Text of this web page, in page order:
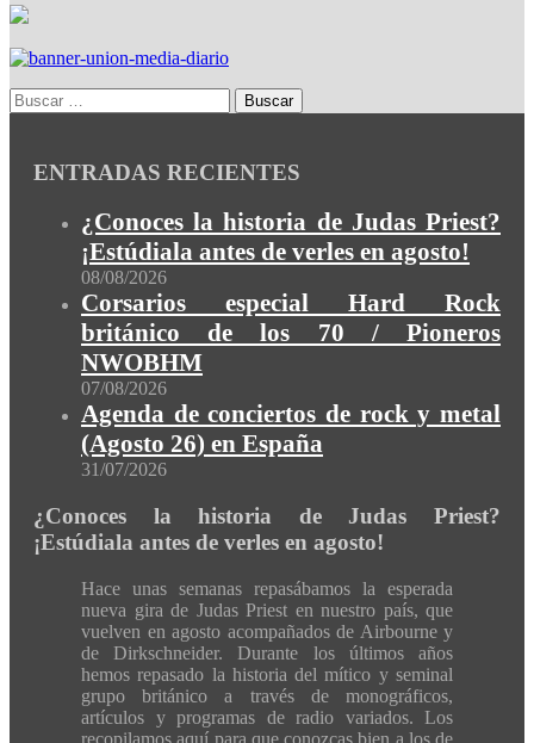
ENTRADAS RECIENTES
¿Conoces la historia de Judas Priest?
¡Estúdiala antes de verles en agosto!
08/08/2026
Corsarios especial Hard Rock
británico de los 70 / Pioneros
NWOBHM
07/08/2026
Agenda de conciertos de rock y metal
(Agosto 26) en España
31/07/2026
¿Conoces la historia de Judas Priest?
¡Estúdiala antes de verles en agosto!
Hace unas semanas repasábamos la esperada
nueva gira de Judas Priest en nuestro país, que
vuelven en agosto acompañados de Airbourne y
de Dirkschneider. Durante los últimos años
hemos repasado la historia del mítico y seminal
grupo británico a través de monográficos,
artículos y programas de radio variados. Los
recopilamos aquí para que conozcas bien a los de